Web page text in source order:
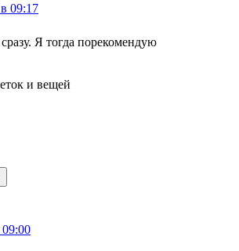
09:17
Я тогда порекомендую
и вещей
09:00